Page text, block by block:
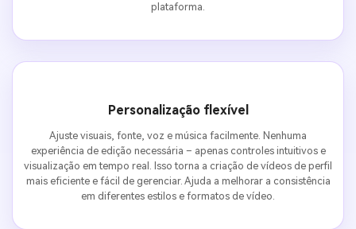
plataforma.
Personalização flexível
Ajuste visuais, fonte, voz e música facilmente. Nenhuma
experiência de edição necessária – apenas controles intuitivos e
visualização em tempo real. Isso torna a criação de vídeos de perfil
mais eficiente e fácil de gerenciar. Ajuda a melhorar a consistência
em diferentes estilos e formatos de vídeo.